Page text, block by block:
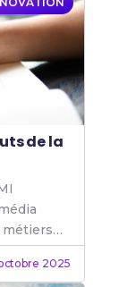
de la
métiers
le BUT
2025